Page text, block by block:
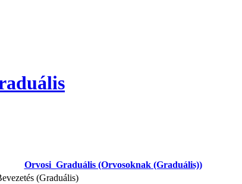
Orvosi_Graduális (Orvosoknak (Graduális))
(Graduális)